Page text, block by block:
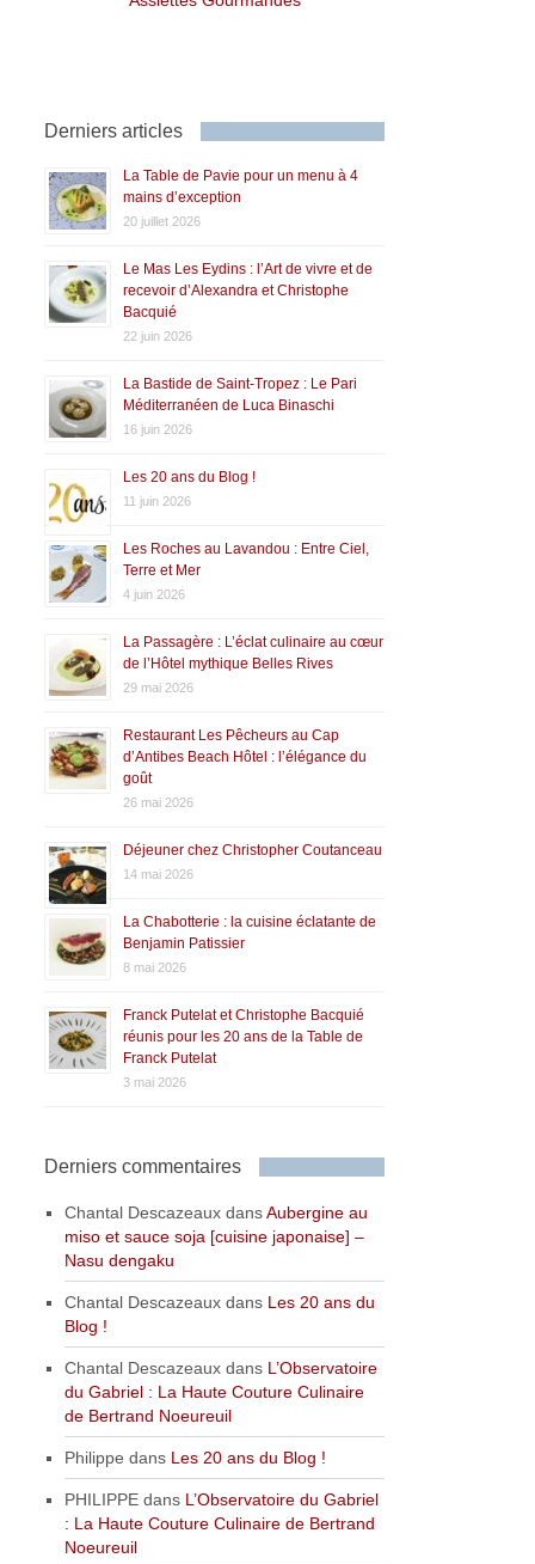
Derniers articles
La Table de Pavie pour un menu à 4
mains d’exception
20 juillet 2026
Le Mas Les Eydins : l’Art de vivre et de
recevoir d’Alexandra et Christophe
Bacquié
22 juin 2026
La Bastide de Saint-Tropez : Le Pari
Méditerranéen de Luca Binaschi
16 juin 2026
Les 20 ans du Blog !
11 juin 2026
Les Roches au Lavandou : Entre Ciel,
Terre et Mer
4 juin 2026
La Passagère : L’éclat culinaire au cœur
de l’Hôtel mythique Belles Rives
29 mai 2026
Restaurant Les Pêcheurs au Cap
d’Antibes Beach Hôtel : l’élégance du
goût
26 mai 2026
Déjeuner chez Christopher Coutanceau
14 mai 2026
La Chabotterie : la cuisine éclatante de
Benjamin Patissier
8 mai 2026
Franck Putelat et Christophe Bacquié
réunis pour les 20 ans de la Table de
Franck Putelat
3 mai 2026
Derniers commentaires
Chantal Descazeaux dansAubergine au
miso et sauce soja [cuisine japonaise] –
Nasu dengaku
Chantal Descazeaux dans Les 20 ans du
Blog !
Chantal Descazeaux dans L’Observatoire
du Gabriel : La Haute Couture Culinaire
de Bertrand Noeureuil
Philippe dans Les 20 ans du Blog !
PHILIPPE dans L’Observatoire du Gabriel
: La Haute Couture Culinaire de Bertrand
Noeureuil